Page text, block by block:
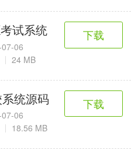
应用
6千+款应用
公
用
生活服务
儿
应用
趣味娱乐
试系统
06
24 MB
下载
统源码
06
18.56 MB
下载